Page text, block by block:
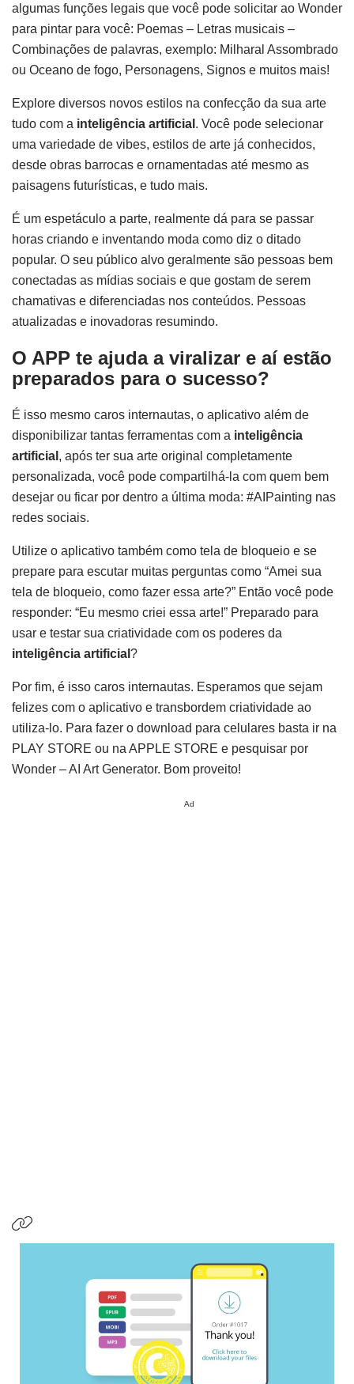
algumas funções legais que você pode solicitar ao Wonder
para pintar para você: Poemas – Letras musicais –
Combinações de palavras, exemplo: Milharal Assombrado
ou Oceano de fogo, Personagens, Signos e muitos mais!
Explore diversos novos estilos na confecção da sua arte
tudo com a inteligência artificial . Você pode selecionar
uma variedade de vibes, estilos de arte já conhecidos,
desde obras barrocas e ornamentadas até mesmo as
paisagens futurísticas, e tudo mais.
É um espetáculo a parte, realmente dá para se passar
horas criando e inventando moda como diz o ditado
popular. O seu público alvo geralmente são pessoas bem
conectadas as mídias sociais e que gostam de serem
chamativas e diferenciadas nos conteúdos. Pessoas
atualizadas e inovadoras resumindo.
O APP te ajuda a viralizar e aí estão
preparados para o sucesso?
É isso mesmo caros internautas, o aplicativo além de
disponibilizar tantas ferramentas com a inteligência
artificial , após ter sua arte original completamente
personalizada, você pode compartilhá-la com quem bem
desejar ou ficar por dentro a última moda: #AIPainting nas
redes sociais.
Utilize o aplicativo também como tela de bloqueio e se
prepare para escutar muitas perguntas como “Amei sua
tela de bloqueio, como fazer essa arte?” Então você pode
responder: “Eu mesmo criei essa arte!” Preparado para
usar e testar sua criatividade com os poderes da
inteligência artificial ?
Por fim, é isso caros internautas. Esperamos que sejam
felizes com o aplicativo e transbordem criatividade ao
utiliza-lo. Para fazer o download para celulares basta ir na
PLAY STORE ou na APPLE STORE e pesquisar por
Wonder – AI Art Generator. Bom proveito!
Ad